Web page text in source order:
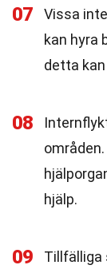
07
Vissa
kan hyra
detta
08
hjälp.
09
Tillfälliga